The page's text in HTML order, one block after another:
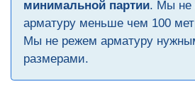
минимальной партии. Мы не
арматуру меньше чем 100
Мы не режем арматуру
размерами.